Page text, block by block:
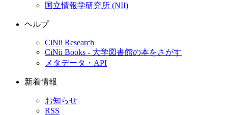
国立情報学研究所 (NII)
ヘルプ
CiNii Research
CiNii Books - 大学図書館の本をさがす
メタデータ・API
新着情報
お知らせ
RSS